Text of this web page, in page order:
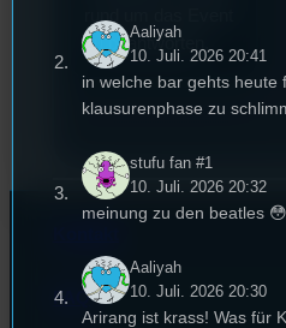
zu beantworten.
FAQ
Aaliyah
10. Juli. 2026 20:41
in welche bar gehts heute
klausurenphase zu
stufu fan #1
10. Juli. 2026 20:32
meinung zu den beatles
Aaliyah
10. Juli. 2026 20:30
Arirang ist krass! Was für